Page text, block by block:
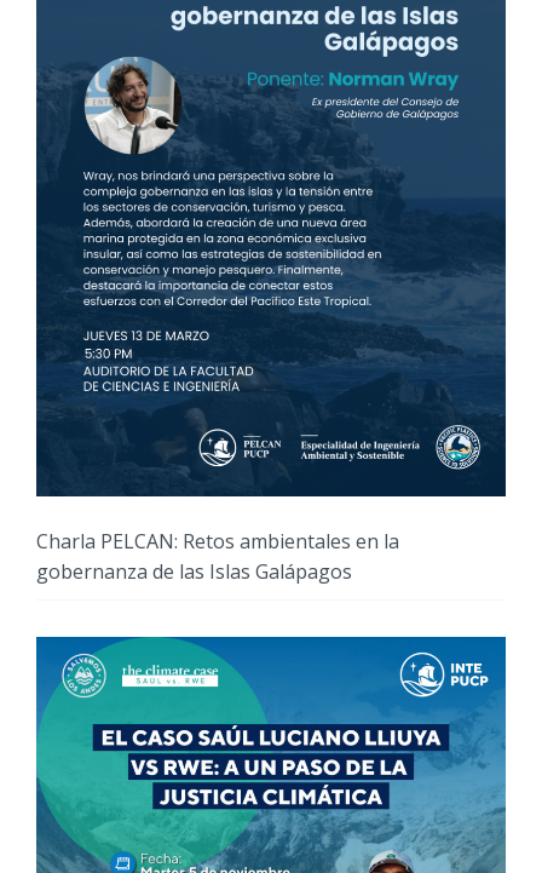
Charla PELCAN: Retos ambientales en la
gobernanza de las Islas Galápagos